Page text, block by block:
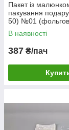
Пакет із
пакування
50) №01
"Крапелька" (100
В наявності
387 ₴/пач